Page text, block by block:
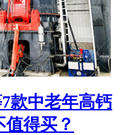
款中老年高钙
得买？